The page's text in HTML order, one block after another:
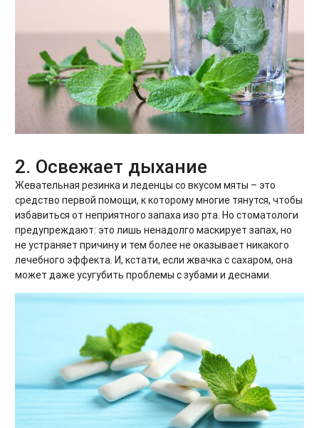
2. Освежает дыхание
Жевательная резинка и леденцы со вкусом мяты – это
средство первой помощи, к которому многие тянутся, чтобы
избавиться от неприятного запаха изо рта. Но стоматологи
предупреждают: это лишь ненадолго маскирует запах, но
не устраняет причину и тем более не оказывает никакого
лечебного эффекта. И, кстати, если жвачка с сахаром, она
может даже усугубить проблемы с зубами и деснами.